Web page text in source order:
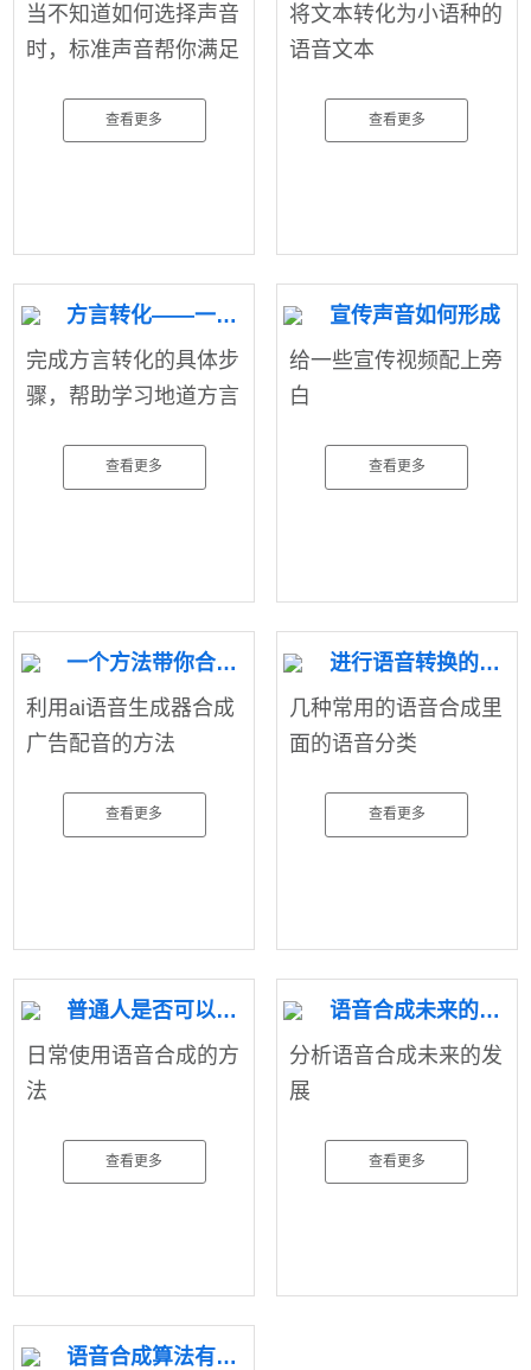
当不知道如何选择声音
时，标准声音帮你满足
查看更多
将文本转化为小语种的
语音文本
查看更多
方言转化——一个网站帮您完成
完成方言转化的具体步
骤，帮助学习地道方言
查看更多
宣传声音如何形成
给一些宣传视频配上旁
白
查看更多
一个方法带你合成ai广告音
利用ai语音生成器合成
广告配音的方法
查看更多
进行语音转换的几种类型
几种常用的语音合成里
面的语音分类
查看更多
普通人是否可以使用到语音合成
日常使用语音合成的方
法
查看更多
语音合成未来的发展如何
分析语音合成未来的发
展
查看更多
语音合成算法有哪些